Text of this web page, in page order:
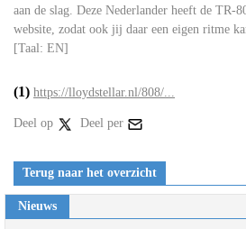
aan de slag. Deze Nederlander heeft de TR-
website, zodat ook jij daar een eigen ritme
[Taal: EN]
(1) https://lloydstellar.nl/808/...
Deel op Deel per
Terug naar het overzicht
Nieuws